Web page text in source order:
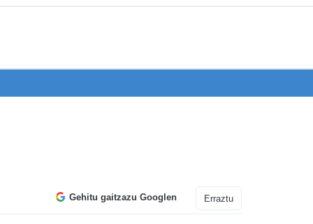
Gehitu gaitzazu Googlen Erraztu